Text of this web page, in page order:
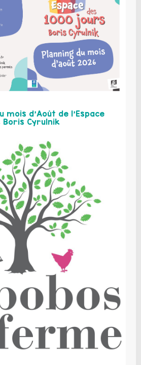
mois d’Août de l’Espace
Boris Cyrulnik